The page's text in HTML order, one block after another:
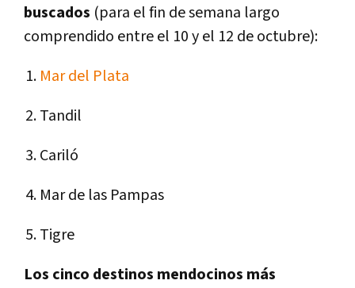
buscados (para el fin de semana largo
comprendido entre el 10 y el 12 de octubre):
Mar del Plata
Tandil
Cariló
Mar de las Pampas
Tigre
Los cinco destinos mendocinos más